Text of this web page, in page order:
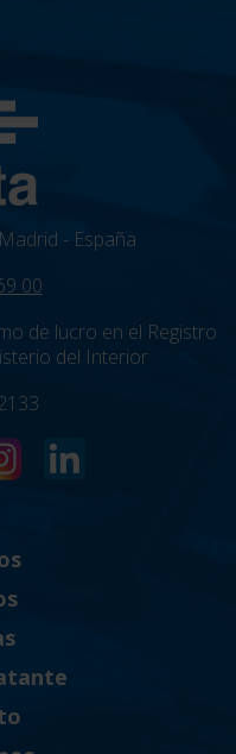
- España
00
de lucro en el Registro
del Interior